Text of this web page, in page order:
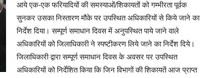
आये एक-एक फरियादियों की समस्याओं/शिकायतों को गम्भीरता पूर्वक
सुनकर उसका निस्तारण मौके पर उपस्थित अधिकारियों से किये जाने का
निर्देश दिया। सम्पूर्ण समाधान दिवस में अनुपस्थित पाये जाने वाले
अधिकारियों को जिलाधिकारी ने स्पष्टीकरण लिये जाने का निर्देश दिये।
जिलाधिकारी द्वारा सम्पूर्ण समाधान दिवस के अवसर पर उपस्थित
अधिकारियों को निर्देशित किया कि जिन विभागों की शिकायतें आज प्राप्त